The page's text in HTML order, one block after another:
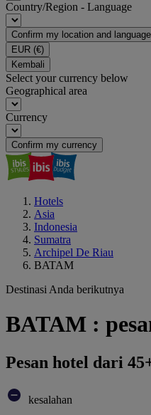
Country/Region - Language
Confirm my location and language
EUR (€)
Kembali
Select your currency below
Geographical area
Currency
Confirm my currency
Hotels
Asia
Indonesia
Sumatra
Archipel De Riau
BATAM
Destinasi Anda berikutnya
BATAM :
Pesan hotel dari
kesalahan